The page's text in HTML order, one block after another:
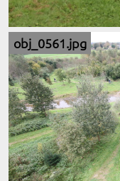
obj_0561.jpg